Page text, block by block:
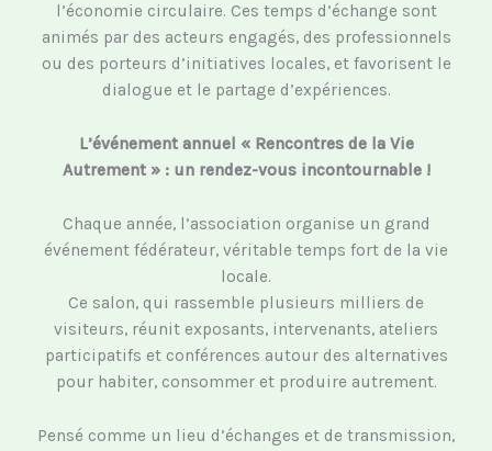
l’économie circulaire. Ces temps d’échange sont
animés par des acteurs engagés, des professionnels
ou des porteurs d’initiatives locales, et favorisent le
dialogue et le partage d’expériences.
L’événement annuel « Rencontres de la Vie
Autrement » : un rendez-vous incontournable !
Chaque année, l’association organise un grand
événement fédérateur, véritable temps fort de la vie
locale.
Ce salon, qui rassemble plusieurs milliers de
visiteurs, réunit exposants, intervenants, ateliers
participatifs et conférences autour des alternatives
pour habiter, consommer et produire autrement.
Pensé comme un lieu d’échanges et de transmission,